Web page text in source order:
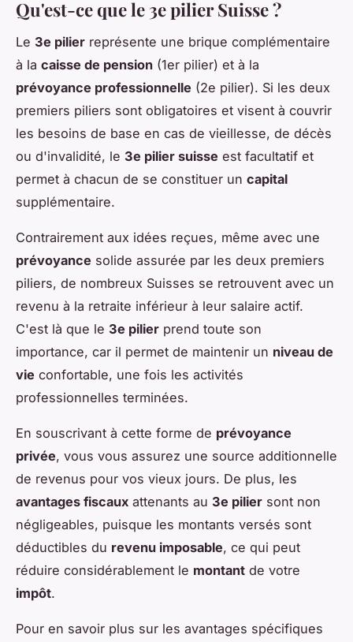
Qu'est-ce que le 3e pilier Suisse ?
Le 3e pilier représente une brique complémentaire
à la caisse de pension (1er pilier) et à la
prévoyance professionnelle (2e pilier). Si les deux
premiers piliers sont obligatoires et visent à couvrir
les besoins de base en cas de vieillesse, de décès
ou d'invalidité, le 3e pilier suisse est facultatif et
permet à chacun de se constituer un capital
supplémentaire.
Contrairement aux idées reçues, même avec une
prévoyance solide assurée par les deux premiers
piliers, de nombreux Suisses se retrouvent avec un
revenu à la retraite inférieur à leur salaire actif.
C'est là que le 3e pilier prend toute son
importance, car il permet de maintenir un niveau de
vie confortable, une fois les activités
professionnelles terminées.
En souscrivant à cette forme de prévoyance
privée, vous vous assurez une source additionnelle
de revenus pour vos vieux jours. De plus, les
avantages fiscaux attenants au 3e pilier sont non
négligeables, puisque les montants versés sont
déductibles du revenu imposable, ce qui peut
réduire considérablement le montant de votre
impôt.
Pour en savoir plus sur les avantages spécifiques